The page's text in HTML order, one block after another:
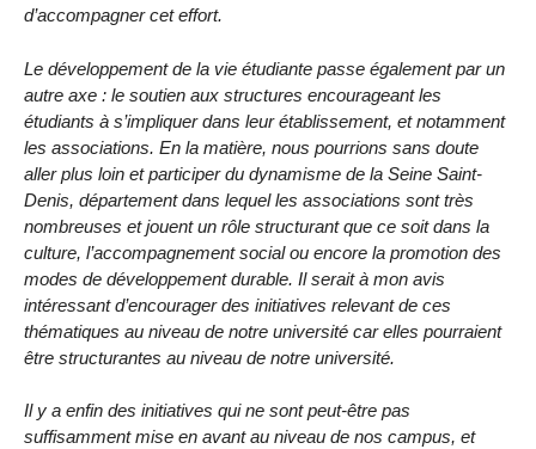
d’accompagner cet effort.
Le développement de la vie étudiante passe également par un
autre axe : le soutien aux structures encourageant les
étudiants à s’impliquer dans leur établissement, et notamment
les associations. En la matière, nous pourrions sans doute
aller plus loin et participer du dynamisme de la Seine Saint-
Denis, département dans lequel les associations sont très
nombreuses et jouent un rôle structurant que ce soit dans la
culture, l’accompagnement social ou encore la promotion des
modes de développement durable. Il serait à mon avis
intéressant d’encourager des initiatives relevant de ces
thématiques au niveau de notre université car elles pourraient
être structurantes au niveau de notre université.
Il y a enfin des initiatives qui ne sont peut-être pas
suffisamment mise en avant au niveau de nos campus, et